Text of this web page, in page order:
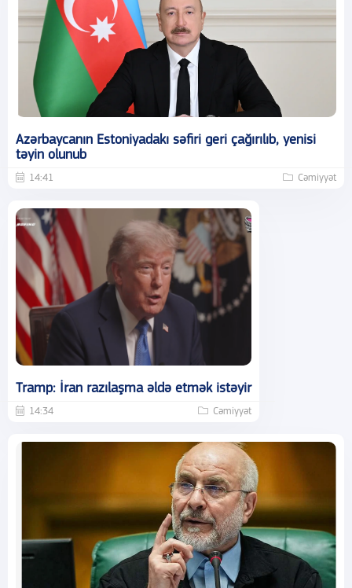
Azərbaycanın Estoniyadakı səfiri geri çağırılıb, yenisi
təyin olunub
14:41 Cəmiyyət
Tramp: İran razılaşma əldə etmək istəyir
14:34 Cəmiyyət